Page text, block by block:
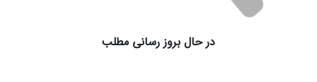
در حال بروز رسانی مطلب